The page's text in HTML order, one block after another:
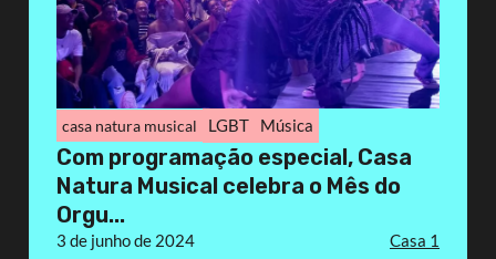
casa natura musical LGBT Música
Com programação especial, Casa
Natura Musical celebra o Mês do
Orgu...
3 de junho de 2024 Casa 1